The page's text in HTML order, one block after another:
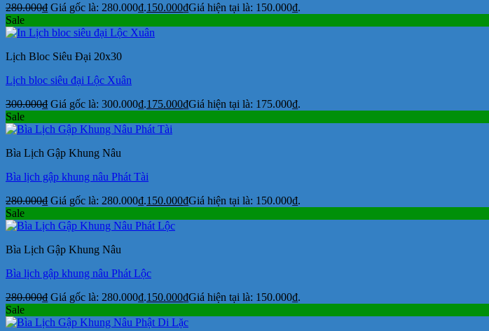
280.000₫ Giá gốc là: 280.000₫.150.000₫Giá hiện tại là: 150.000₫.
Sale
Lịch Bloc Siêu Đại 20x30
Lịch bloc siêu đại Lộc Xuân
300.000₫ Giá gốc là: 300.000₫.175.000₫Giá hiện tại là: 175.000₫.
Sale
Bìa Lịch Gập Khung Nâu
Bìa lịch gập khung nâu Phát Tài
280.000₫ Giá gốc là: 280.000₫.150.000₫Giá hiện tại là: 150.000₫.
Sale
Bìa Lịch Gập Khung Nâu
Bìa lịch gập khung nâu Phát Lộc
280.000₫ Giá gốc là: 280.000₫.150.000₫Giá hiện tại là: 150.000₫.
Sale